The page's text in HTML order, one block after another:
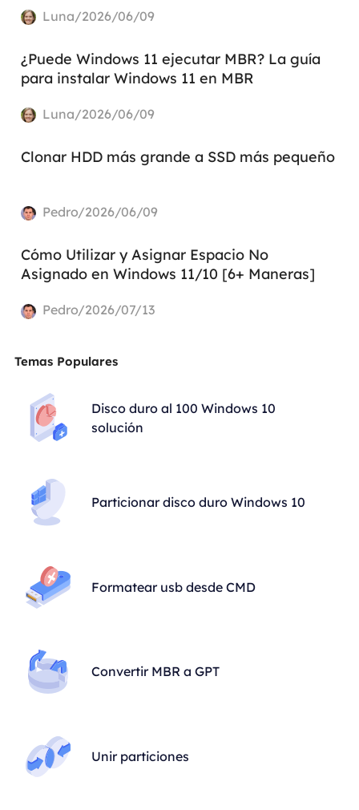
Luna/2026/06/09
¿Puede Windows 11 ejecutar MBR? La guía
para instalar Windows 11 en MBR
Luna/2026/06/09
Clonar HDD más grande a SSD más pequeño
Pedro/2026/06/09
Cómo Utilizar y Asignar Espacio No
Asignado en Windows 11/10 [6+ Maneras]
Pedro/2026/07/13
Temas Populares
Disco duro al 100 Windows 10
solución
Particionar disco duro Windows 10
Formatear usb desde CMD
Convertir MBR a GPT
Unir particiones